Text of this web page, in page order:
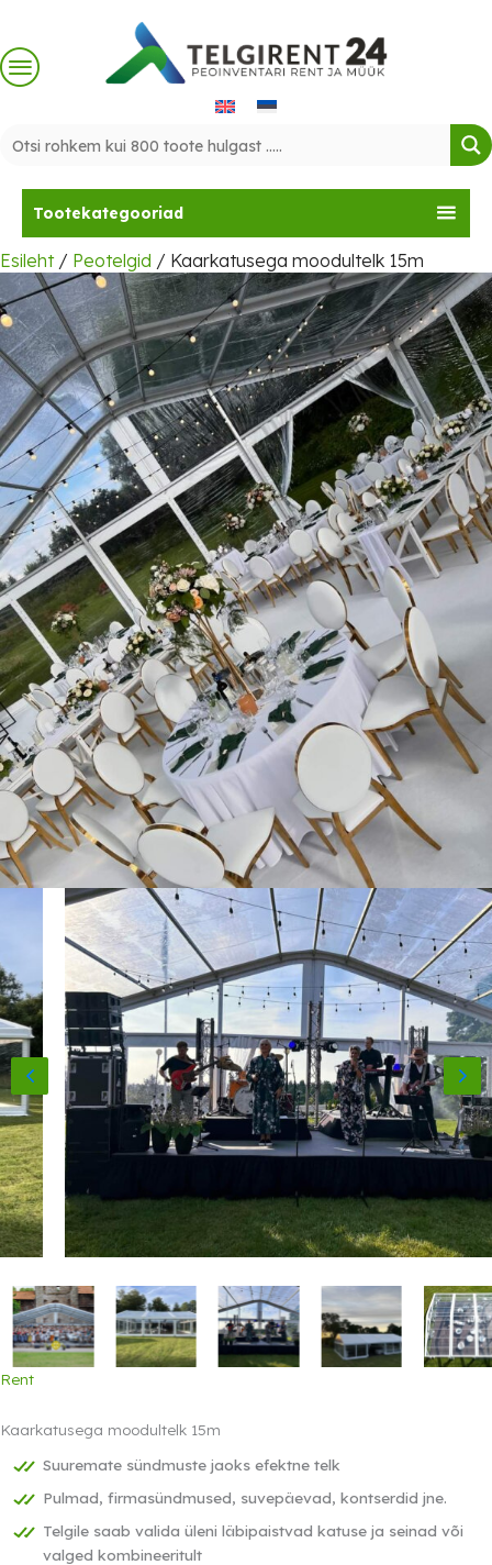
content
Tootekategooriad
Esileht/ Peotelgid / Kaarkatusega moodultelk 15m
Rent
Kaarkatusega moodultelk 15m
Suuremate sündmuste jaoks efektne telk
Pulmad, firmasündmused, suvepäevad, kontserdid jne.
Telgile saab valida üleni läbipaistvad katuse ja seinad või
valged kombineeritult